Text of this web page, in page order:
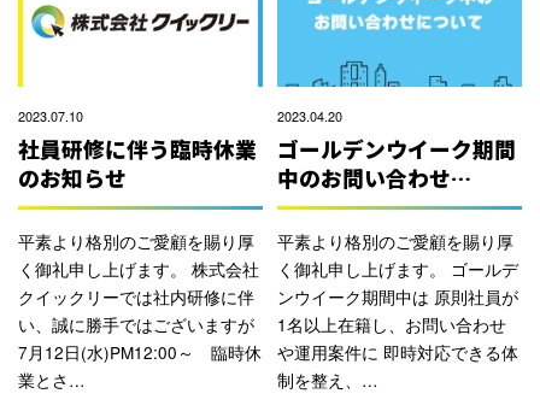
2023.07.10
社員研修に伴う臨時休業
のお知らせ
平素より格別のご愛顧を賜り厚
く御礼申し上げます。 株式会社
クイックリーでは社内研修に伴
い、誠に勝手ではございますが
7月12日(水)PM12:00～ 臨時休
業とさ…
2023.04.20
ゴールデンウイーク期間
中のお問い合わせ…
平素より格別のご愛顧を賜り厚
く御礼申し上げます。 ゴールデ
ンウイーク期間中は 原則社員が
1名以上在籍し、お問い合わせ
や運用案件に 即時対応できる体
制を整え、…